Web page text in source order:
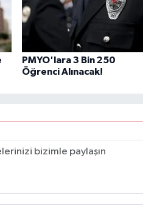
PMYO'lara 3 Bin 250
Öğrenci Alınacak!